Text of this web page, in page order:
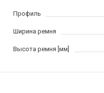
Профиль
Ширина ремня
Высота ремня [мм]